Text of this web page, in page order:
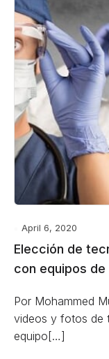
April 6, 2020
Elección de
con equipos
Por Mohammed
videos y fotos de
equipo[…]